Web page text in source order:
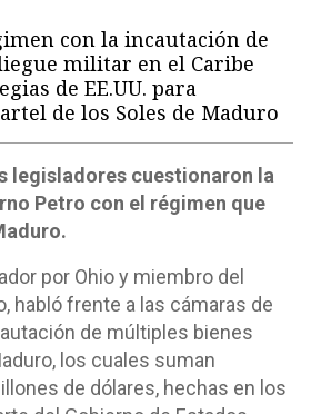
con la incautación de
militar en el Caribe
de EE.UU. para
de los Soles de Maduro
legisladores cuestionaron la
Petro con el régimen que
por Ohio y miembro del
habló frente a las cámaras de
de múltiples bienes
los cuales suman
de dólares, hechas en los